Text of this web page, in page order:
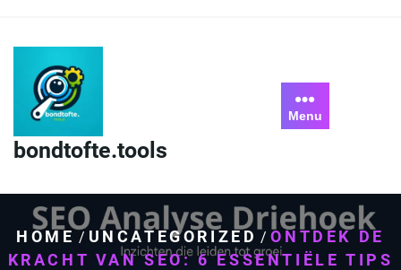
content
bondtofte.tools
Menu
HOME / UNCATEGORIZED /ONTDEK DE
KRACHT VAN SEO: 6 ESSENTIËLE TIPS